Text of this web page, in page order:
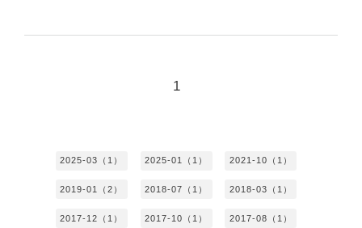
1
2025-03（1） 2025-01（1） 2021-10（1）
2019-01（2） 2018-07（1） 2018-03（1）
2017-12（1） 2017-10（1） 2017-08（1）